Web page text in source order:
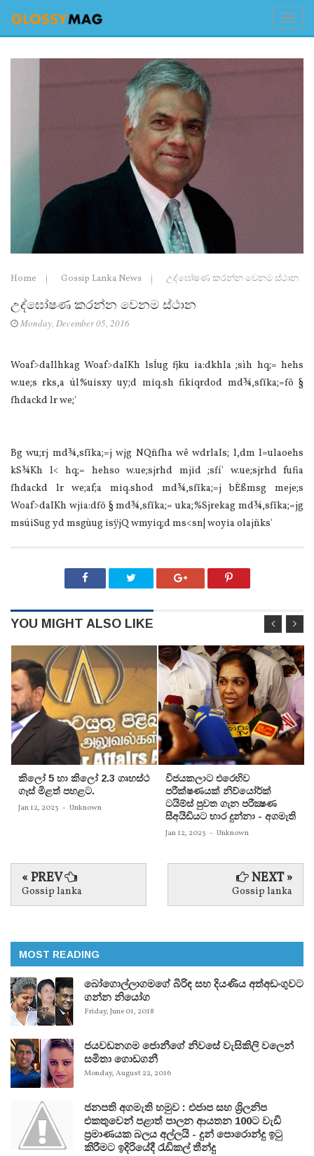
Home Gossip Lanka News උද්ඝෝෂණ කරන්න වෙනම ස්ථාන
උද්ඝෝෂණ කරන්න වෙනම ස්ථාන
Monday, December 05, 2016
Woaf>daIlhkag Woaf>daIKh lsÍug fjku ia:dkhla ;sìh hq;= hehs
w.ue;s rks,a úl%uisxy uy;d miq.sh fikiqrdod md¾,sfïka;=fõ §
fhdackd lr we;'
Bg wu;rj md¾,sfïka;=j wjg NQñfha wê wdrlaIs; l,dm l=ulaoehs
kS¾Kh l< hq;= hehso w.ue;sjrhd mjid ;sfí' w.ue;sjrhd fufia
fhdackd lr we;af;a miq.shod md¾,sfïka;=j bÈßmsg meje;s
Woaf>daIKh wjia:dfõ § md¾,sfïka;= uka;%Sjrekag md¾,sfïka;=jg
msúiSug yd msgùug isÿjQ wmyiq;d ms<sn| woyia olajñks'
YOU MIGHT ALSO LIKE
කිලෝ 5 හා කිලෝ 2.3 ගෘහස්ථ
ගෑස් මිළත් පහළට.
Jan 12, 2023 - Unknown
විජයකලාට එරෙහිව
පරීක්‌ෂණයක්‌ නිව්යෝර්ක්‌
ටයිම්ස්‌ පුවත ගැන පරීක්‍ෂණ
සීඅයිඩියට භාර දුන්නා - අගමැති
Jan 12, 2023 - Unknown
« PREV
Gossip lanka
NEXT »
Gossip lanka
MOST READING
බෝගොල්ලාගමගේ බිරිඳ සහ දියණිය අත්අඩංගුවට
ගන්න නියෝග
Friday, June 01, 2018
ජයවඩනගම ජොනීගේ නිවසේ වැසිකිලි වලෙන්
සමිතා ගොඩගනී
Monday, August 22, 2016
ජනපති අගමැති හමුව : එජාප සහ ශ්‍රිලනිප
එකතුවෙන් පළාත් පාලන ආයතන 100ට වැඩි
ප්‍රමාණයක බලය අල්ලයි - දුන් පොරොන්දු ඉටු
කිරීමට ඉදිරියේදී රැඩිකල් තීන්දු